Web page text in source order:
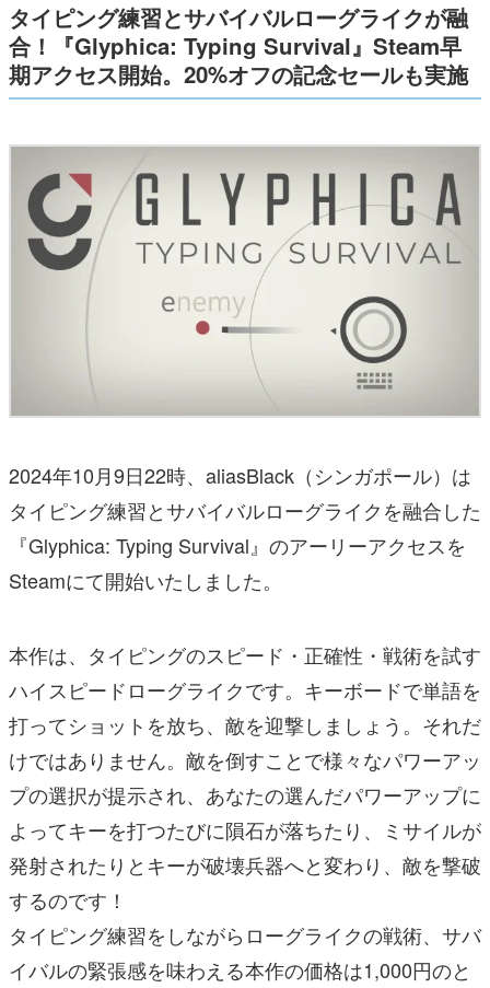
タイピング練習とサバイバルローグライクが融
合！『Glyphica: Typing Survival』Steam早
期アクセス開始。20%オフの記念セールも実施
2024年10月9日22時、aliasBlack（シンガポール）は
タイピング練習とサバイバルローグライクを融合した
『Glyphica: Typing Survival』のアーリーアクセスを
Steamにて開始いたしました。
本作は、タイピングのスピード・正確性・戦術を試す
ハイスピードローグライクです。キーボードで単語を
打ってショットを放ち、敵を迎撃しましょう。それだ
けではありません。敵を倒すことで様々なパワーアッ
プの選択が提示され、あなたの選んだパワーアップに
よってキーを打つたびに隕石が落ちたり、ミサイルが
発射されたりとキーが破壊兵器へと変わり、敵を撃破
するのです！
タイピング練習をしながらローグライクの戦術、サバ
イバルの緊張感を味わえる本作の価格は1,000円のと